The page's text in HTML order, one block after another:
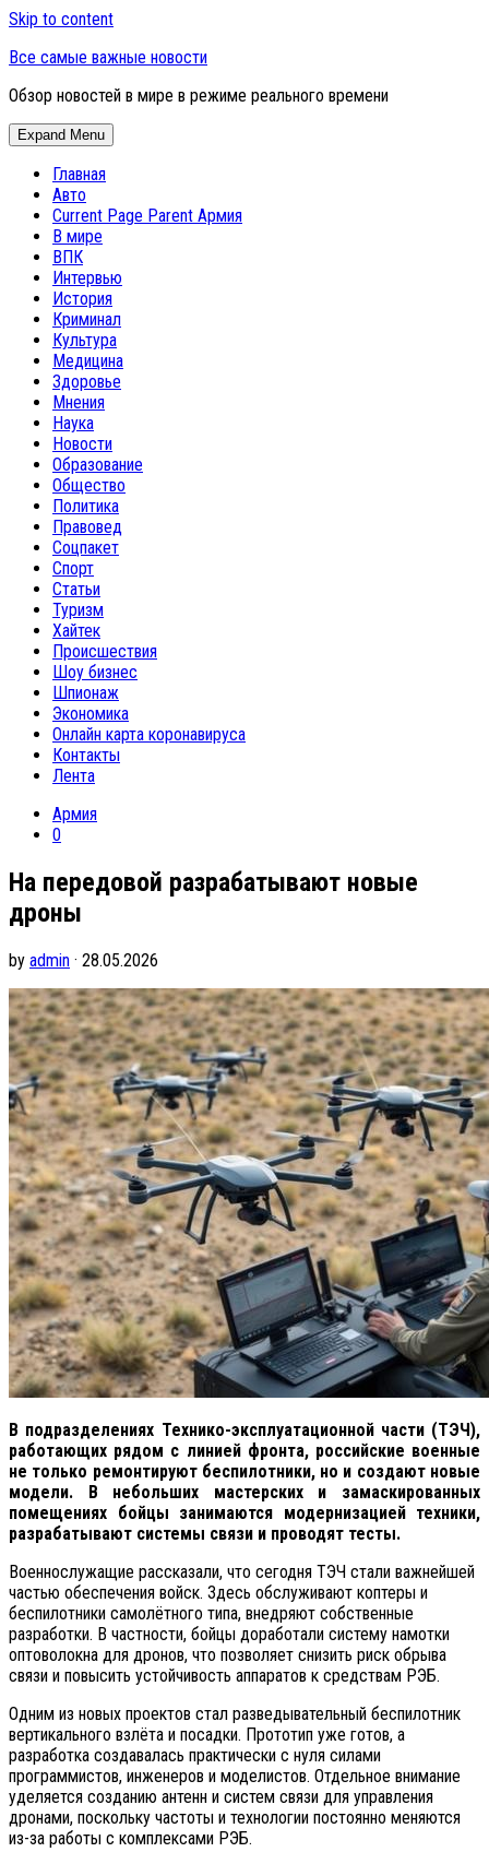
Skip to content
Все самые важные новости
Обзор новостей в мире в режиме реального времени
Expand Menu
Главная
Авто
Current Page Parent Армия
В мире
ВПК
Интервью
История
Криминал
Культура
Медицина
Здоровье
Мнения
Наука
Новости
Образование
Общество
Политика
Правовед
Соцпакет
Спорт
Статьи
Туризм
Хайтек
Происшествия
Шоу бизнес
Шпионаж
Экономика
Онлайн карта коронавируса
Контакты
Лента
Армия
0
На передовой разрабатывают новые
дроны
by admin · 28.05.2026
В подразделениях Технико-эксплуатационной части (ТЭЧ),
работающих рядом с линией фронта, российские военные
не только ремонтируют беспилотники, но и создают новые
модели. В небольших мастерских и замаскированных
помещениях бойцы занимаются модернизацией техники,
разрабатывают системы связи и проводят тесты.
Военнослужащие рассказали, что сегодня ТЭЧ стали важнейшей
частью обеспечения войск. Здесь обслуживают коптеры и
беспилотники самолётного типа, внедряют собственные
разработки. В частности, бойцы доработали систему намотки
оптоволокна для дронов, что позволяет снизить риск обрыва
связи и повысить устойчивость аппаратов к средствам РЭБ.
Одним из новых проектов стал разведывательный беспилотник
вертикального взлёта и посадки. Прототип уже готов, а
разработка создавалась практически с нуля силами
программистов, инженеров и моделистов. Отдельное внимание
уделяется созданию антенн и систем связи для управления
дронами, поскольку частоты и технологии постоянно меняются
из-за работы с комплексами РЭБ.